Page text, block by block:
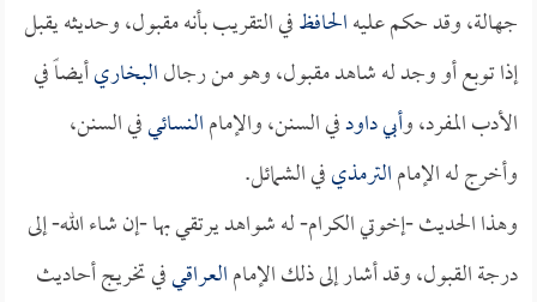
جهالة، وقد حكم عليهالحافظفي التقريب بأنه مقبول، وحديثه يقبل
إذا توبع أو وجد له شاهد مقبول، وهو من رجالالبخاريأيضاً في
الأدب المفرد، وأبي داودفي السنن، والإمامالنسائيفي السنن،
وأخرج له الإمامالترمذيفي الشمائل.
وهذا الحديث -إخوتي الكرام- له شواهد يرتقي بها -إن شاء الله- إلى
درجة القبول، وقد أشار إلى ذلك الإمامالعراقيفي تخريج أحاديث